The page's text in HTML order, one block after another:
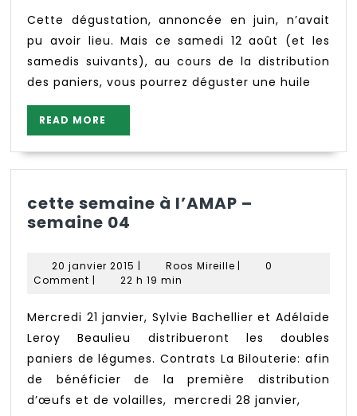
bien
sûr)
Cette dégustation, annoncée en juin, n’avait
pu avoir lieu. Mais ce samedi 12 août (et les
samedis suivants), au cours de la distribution
des paniers, vous pourrez déguster une huile
READ MORE
MORE
cette semaine à l’AMAP –
semaine 04
à
l’AMAP
semaine
04
20 janvier 2015 20
janvier
| Roos MireilleRoos
|
0
Comment | 22 h 19 min
Mercredi 21 janvier, Sylvie Bachellier et Adélaïde
Leroy Beaulieu distribueront les doubles
paniers de légumes. Contrats La Bilouterie: afin
de bénéficier de la première distribution
d’œufs et de volailles, mercredi 28 janvier,